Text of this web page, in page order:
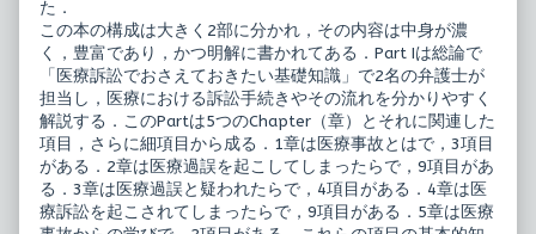
た．
この本の構成は大きく2部に分かれ，その内容は中身が濃
く，豊富であり，かつ明解に書かれてある．Part Iは総論で
「医療訴訟でおさえておきたい基礎知識」で2名の弁護士が
担当し，医療における訴訟手続きやその流れを分かりやすく
解説する．このPartは5つのChapter（章）とそれに関連した
項目，さらに細項目から成る．1章は医療事故とはで，3項目
がある．2章は医療過誤を起こしてしまったらで，9項目があ
る．3章は医療過誤と疑われたらで，4項目がある．4章は医
療訴訟を起こされてしまったらで，9項目がある．5章は医療